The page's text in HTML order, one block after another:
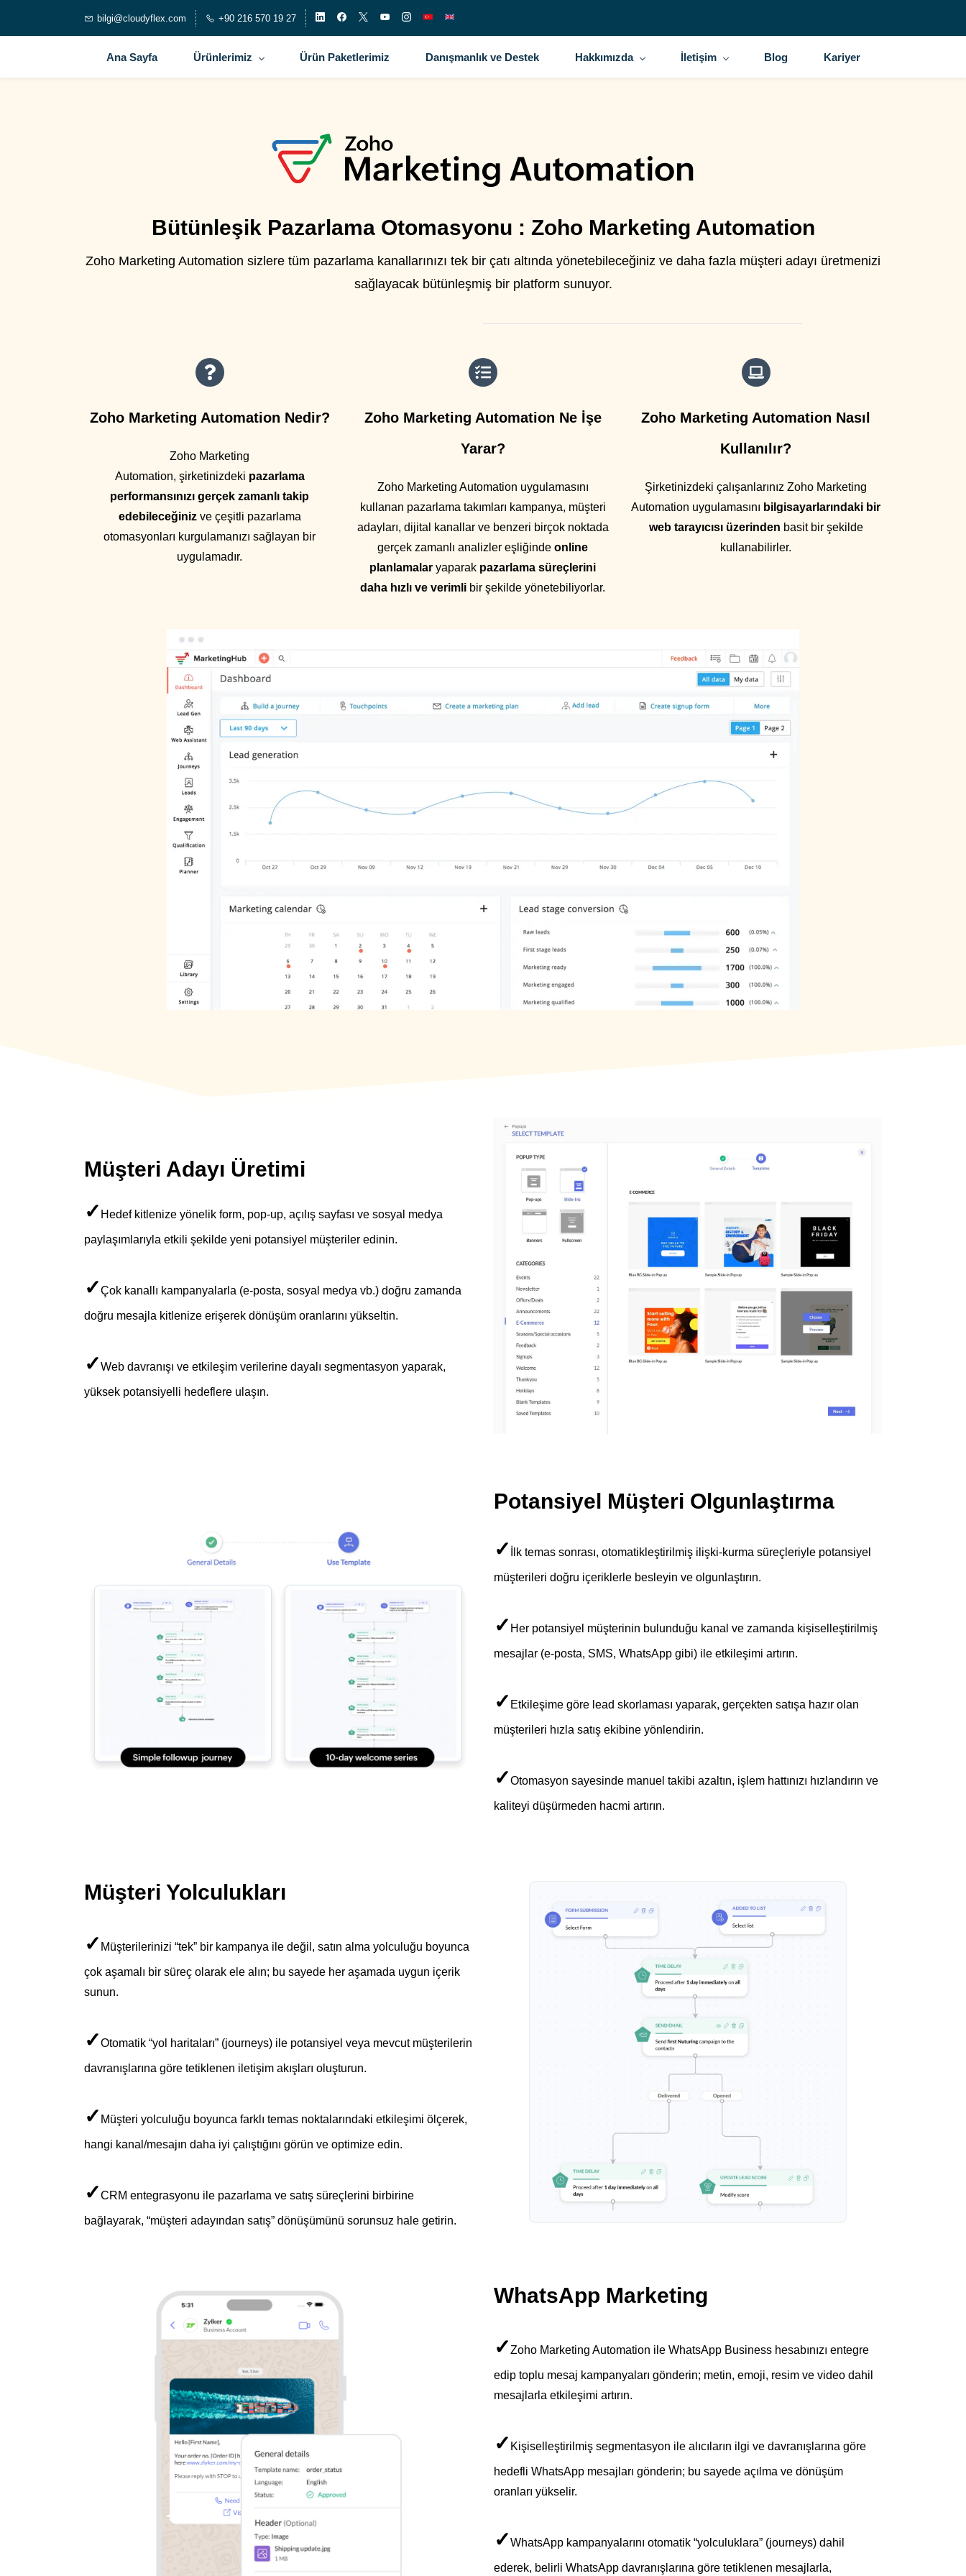
bilgi@cloudyflex.com +90 216 570 19 27
Ana Sayfa Ürünlerimiz Ürün Paketlerimiz Danışmanlık ve Destek Hakkımızda İletişim Blog Kariyer
Bütünleşik Pazarlama Otomasyonu : Zoho Marketing Automation
Zoho Marketing Automation sizlere tüm pazarlama kanallarınızı tek bir çatı altında yönetebileceğiniz ve daha fazla müşteri adayı üretmenizi
sağlayacak bütünleşmiş bir platform sunuyor.
Zoho Marketing Automation Nedir?
Zoho Marketing
Automation, şirketinizdeki pazarlama
performansınızı gerçek zamanlı takip
edebileceğiniz ve çeşitli pazarlama
otomasyonları kurgulamanızı sağlayan bir
uygulamadır.
Zoho Marketing Automation Ne İşe
Yarar?
Zoho Marketing Automation uygulamasını
kullanan pazarlama takımları kampanya, müşteri
adayları, dijital kanallar ve benzeri birçok noktada
gerçek zamanlı analizler eşliğindeonline
planlamalaryaparak pazarlama süreçlerini
daha hızlı ve verimli bir şekilde yönetebiliyorlar.
Zoho Marketing Automation Nasıl
Kullanılır?
Şirketinizdeki çalışanlarınız Zoho Marketing
Automation uygulamasını bilgisayarlarındaki bir
web tarayıcısı üzerinden basit bir şekilde
kullanabilirler.
Müşteri Adayı Üretimi
✓ Hedef kitlenize yönelik form, pop-up, açılış sayfası ve sosyal medya
paylaşımlarıyla etkili şekilde yeni potansiyel müşteriler edinin.
✓Çok kanallı kampanyalarla (e-posta, sosyal medya vb.) doğru zamanda
doğru mesajla kitlenize erişerek dönüşüm oranlarını yükseltin.
✓Web davranışı ve etkileşim verilerine dayalı segmentasyon yaparak,
yüksek potansiyelli hedeflere ulaşın.
Potansiyel Müşteri Olgunlaştırma
✓ İlk temas sonrası, otomatikleştirilmiş ilişki-kurma süreçleriyle potansiyel
müşterileri doğru içeriklerle besleyin ve olgunlaştırın.
✓ Her potansiyel müşterinin bulunduğu kanal ve zamanda kişiselleştirilmiş
mesajlar (e-posta, SMS, WhatsApp gibi) ile etkileşimi artırın.
✓ Etkileşime göre lead skorlaması yaparak, gerçekten satışa hazır olan
müşterileri hızla satış ekibine yönlendirin.
✓Otomasyon sayesinde manuel takibi azaltın, işlem hattınızı hızlandırın ve
kaliteyi düşürmeden hacmi artırın.
Müşteri Yolculukları
✓ Müşterilerinizi “tek” bir kampanya ile değil, satın alma yolculuğu boyunca
çok aşamalı bir süreç olarak ele alın; bu sayede her aşamada uygun içerik
sunun.
✓Otomatik “yol haritaları” (journeys) ile potansiyel veya mevcut müşterilerin
davranışlarına göre tetiklenen iletişim akışları oluşturun.
✓ Müşteri yolculuğu boyunca farklı temas noktalarındaki etkileşimi ölçerek,
hangi kanal/mesajın daha iyi çalıştığını görün ve optimize edin.
✓CRM entegrasyonu ile pazarlama ve satış süreçlerini birbirine
bağlayarak, “müşteri adayından satış” dönüşümünü sorunsuz hale getirin.
WhatsApp Marketing
✓Zoho Marketing Automation ile WhatsApp Business hesabınızı entegre
edip toplu mesaj kampanyaları gönderin; metin, emoji, resim ve video dahil
mesajlarla etkileşimi artırın.
✓ Kişiselleştirilmiş segmentasyon ile alıcıların ilgi ve davranışlarına göre
hedefli WhatsApp mesajları gönderin; bu sayede açılma ve dönüşüm
oranları yükselir.
✓WhatsApp kampanyalarını otomatik “yolculuklara” (journeys) dahil
ederek, belirli WhatsApp davranışlarına göre tetiklenen mesajlarla,